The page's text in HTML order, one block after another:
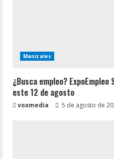
Manizales
¿Busca empleo?
este 12 de agosto
voxmedia 5 de agosto de